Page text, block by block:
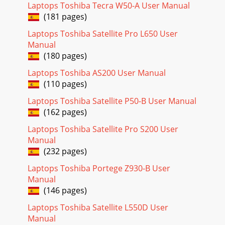
Compruebe si se han configurado correctamente todos los
accesoriosopcionales en el programa de configuración del
ordenador y si se hacargado el softwa
Page 29 - Configuración inicial
Software El origen del problema puede estar en elsoftware o
en un disco. Si no puede cargar unprograma, el soporte o el
programa pueden estardañados.
Page 30 - Modo de suspensión
1. Pulse CTRL, ALT y DEL simultáneamente (una vez) y luego
ventana delAdministrador de ta
Page 31
serie de recursos de alimentación aparte de la batería, como
la fuente dealimentación inteligente y la batería del reloj de
tiempo real (o bateríaRTC)
Page 32 - Modo de hibernación
Problema SoluciónLa batería noenciende elordenador.La
Laptops Toshiba Tecra W50-A User Manual
(181 pages)
Laptops Toshiba Satellite Pro L650 User
Manual
(180 pages)
Laptops Toshiba AS200 User Manual
(110 pages)
Laptops Toshiba Satellite P50-B User Manual
(162 pages)
Laptops Toshiba Satellite Pro S200 User
Manual
(232 pages)
Laptops Toshiba Portege Z930-B User
Manual
(146 pages)
Laptops Toshiba Satellite L550D User
Manual